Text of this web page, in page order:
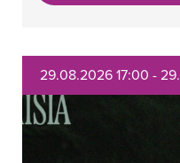
29.08.2026 17:00 -